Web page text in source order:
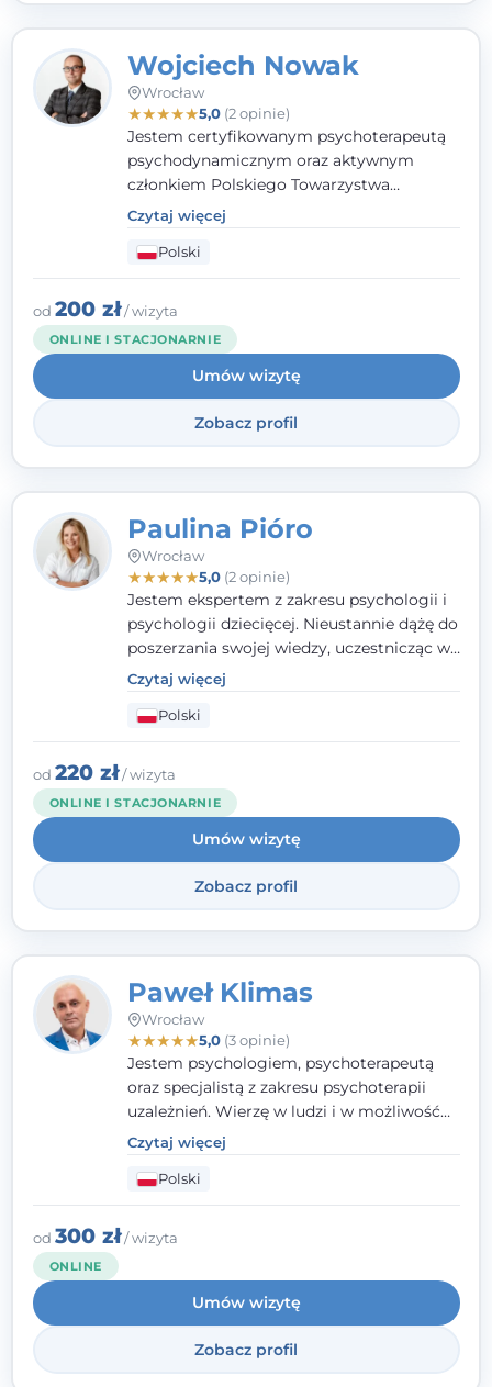
Wojciech Nowak
Wrocław
★★★★★5,0(2 opinie)
Jestem certyfikowanym psychoterapeutą
psychodynamicznym oraz aktywnym
członkiem Polskiego Towarzystwa
Psychoterapii Psychodynamicznej. W
mojej pracy zawodowej kładę duży nacisk
na uważne słuchanie Pacjenta. Interesuje
mnie szczególnie psychoterapia zaburzeń
osobowości, zaburzeń nerwicowych i
lękowych, a także zagadnienia związane z
małżeństwem i rodziną, w tym problemy w
relacjach rodzinnych. Nie specjalizuję się w
uzależnieniach.
Czytaj więcej
Polski
od 200 zł/ wizyta
ONLINE I STACJONARNIE
Umów wizytę
Zobacz profil
Paulina Pióro
Wrocław
★★★★★5,0(2 opinie)
Jestem ekspertem z zakresu psychologii i
psychologii dziecięcej. Nieustannie dążę do
poszerzania swojej wiedzy, uczestnicząc w
różnorodnych szkoleniach. Pracując z
dziećmi, młodzieżą i młodymi dorosłymi
niezwykle ważne jest dla mnie poczucie
bezpieczeństwa, zrozumienia oraz wolności
w wyrażaniu swojego zdania. Kieruję się
etyką zawodową, wierząc, że każdy
człowiek powinien otrzymać wsparcie i
pomoc, by poradzić sobie ze swoimi
problemami.
Czytaj więcej
Polski
od 220 zł/ wizyta
ONLINE I STACJONARNIE
Umów wizytę
Zobacz profil
Paweł Klimas
Wrocław
★★★★★5,0(3 opinie)
Jestem psychologiem, psychoterapeutą
oraz specjalistą z zakresu psychoterapii
uzależnień. Wierzę w ludzi i w możliwość
wprowadzenia zmian w ich życiu. Bardzo
często przekonuje się o tym, że każdy z nas,
w tym Ty i ja, ma wpływ na swoje
szczęście. Należy uwierzyć w siebie i działać
w obranym kierunku.
Czytaj więcej
Polski
od 300 zł/ wizyta
ONLINE
Umów wizytę
Zobacz profil